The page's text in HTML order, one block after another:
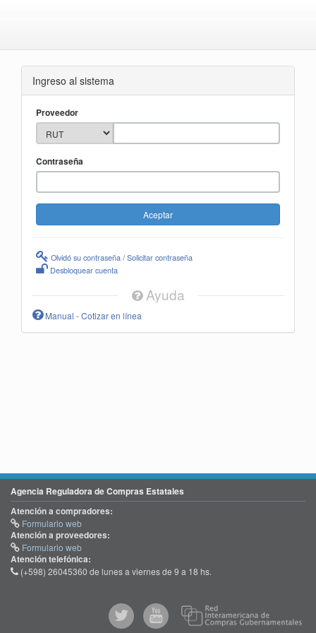
Ingreso al sistema
Proveedor
Contraseña
Olvidó su contraseña / Solicitar contraseña
Desbloquear cuenta
Ayuda
Manual - Cotizar en línea
Agencia Reguladora de Compras Estatales
Atención a compradores:
Formulario web
Atención a proveedores:
Formulario web
Atención telefónica:
(+598) 26045360 de lunes a viernes de 9 a 18 hs.
@comprasgubuy
ACCE